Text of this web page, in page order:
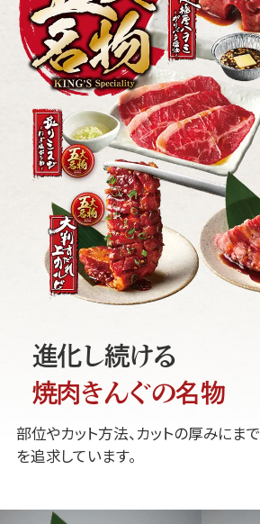
進化し続ける
焼肉きんぐの名物
部位やカット方法、カットの厚みにま
を追求しています。